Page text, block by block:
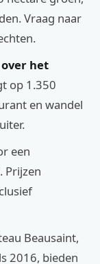
Vraag naar
het
op 1.350
en wandel
een
Prijzen
Beausaint,
2016, bieden